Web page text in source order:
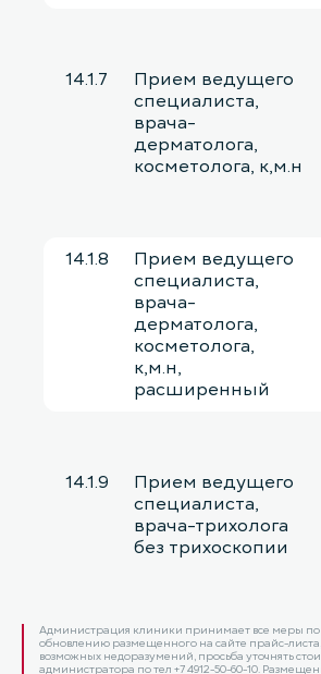
14.1.7
Прием ведущего
специалиста,
врача-
дерматолога,
косметолога, к,м.н
14.1.8
Прием ведущего
специалиста,
врача-
дерматолога,
косметолога,
к,м.н,
расширенный
14.1.9
Прием ведущего
специалиста,
врача-трихолога
без трихоскопии
Администрация клиники принимает все меры
обновлению размещенного на сайте прайс-
возможных недоразумений, просьба уточнять
администратора по тел +7 4912-50-60-10.